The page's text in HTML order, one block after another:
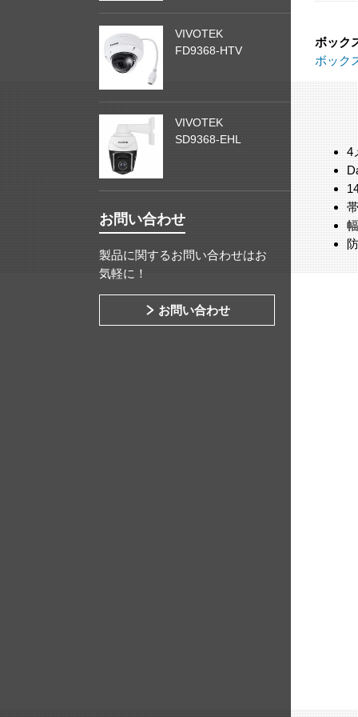
ボック
ボック
4
VIVOTEK
FD9368-HTV
VIVOTEK
SD9368-EHL
お問い合わせ
製品に関するお問い合わせはお
気軽に！
お問い合わせ